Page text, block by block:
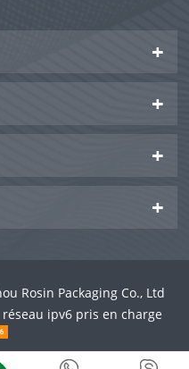
Rosin Packaging Co., Ltd
ipv6 pris en charge